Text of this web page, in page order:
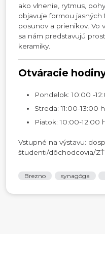
ako vlnenie, rytmus,
objavuje formou jasných
posunov a prienikov. Vo
sa nám predstavujú
keramiky.
Otváracie
Pondelok: 10:00 -
Streda: 11:00-13:00
Piatok: 10:00-12:00
Vstupné na výstavu:
študenti/dôchodcovia/
Brezno synagóga